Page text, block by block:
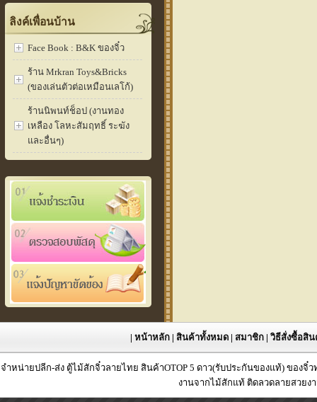
ลิงค์เพื่อนบ้าน
Face Book : B&K ของจิ๋ว
ร้าน Mrkran Toys&Bricks
(ของเล่นตัวต่อเหมือนเลโก้)
ร้านนิพนท์ช็อป (งานทอง
เหลือง โลหะสัมฤทธิ์ ระฆัง
และอื่นๆ)
|หน้าหลัก |สินค้าทั้งหมด |สมาชิก |วิธีสั่งซื้อสิ
จำหน่ายปลีก-ส่ง ตู้ไม้สักจิ๋วลายไทย สินค้าOTOP 5 ดาว(รับประกันของแท้) ของ
งานจากไม้สักแท้ ติดลวดลายสวยง